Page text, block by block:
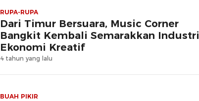
RUPA-RUPA
Dari Timur Bersuara, Music Corner
Bangkit Kembali Semarakkan Industri
Ekonomi Kreatif
4 tahun yang lalu
BUAH PIKIR